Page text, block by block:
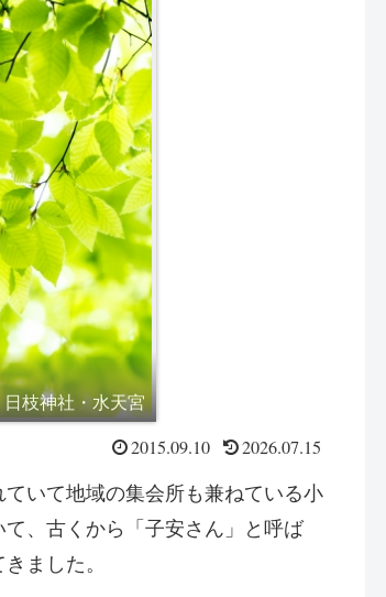
枝神社・水天宮
2015.09.10 2026.07.15
いて地域の集会所も兼ねている小
、古くから「子安さん」と呼ば
ました。